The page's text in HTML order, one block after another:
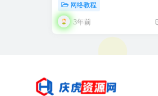
网络教程
3年前